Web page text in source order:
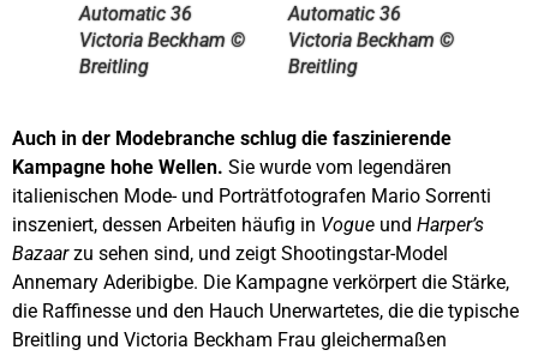
Automatic 36
Victoria Beckham ©
Breitling
Automatic 36
Victoria Beckham ©
Breitling
Auch in der Modebranche schlug die faszinierende
Kampagne hohe Wellen. Sie wurde vom legendären
italienischen Mode- und Porträtfotografen Mario Sorrenti
inszeniert, dessen Arbeiten häufig in Vogue und Harper’s
Bazaarzu sehen sind, und zeigt Shootingstar-Model
Annemary Aderibigbe. Die Kampagne verkörpert die Stärke,
die Raffinesse und den Hauch Unerwartetes, die die typische
Breitling und Victoria Beckham Frau gleichermaßen